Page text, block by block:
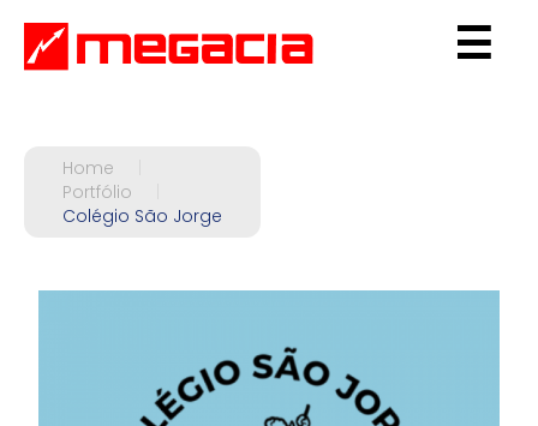
☰
Home
Portfólio
Colégio São Jorge